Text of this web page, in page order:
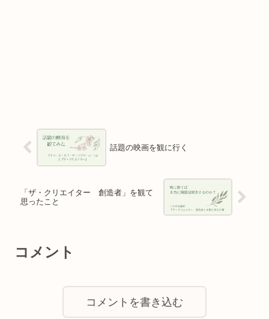
話題の映画を観に行く
「ザ・クリエイター 創造者」を観て
思ったこと
コメント
コメントを書き込む